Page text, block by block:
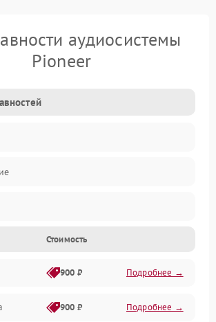
аудиосистемы
Pioneer
Стоимость
900 ₽ Подробнее →
900 ₽ Подробнее →